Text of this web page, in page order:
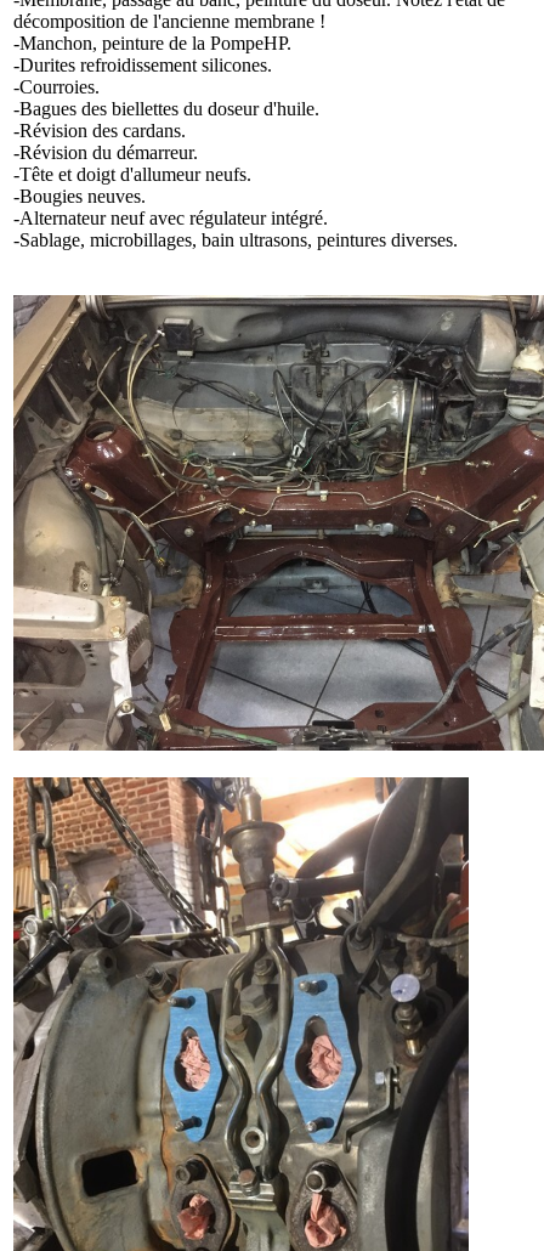
décomposition de l'ancienne membrane !
-Manchon, peinture de la PompeHP.
-Durites refroidissement silicones.
-Courroies.
-Bagues des biellettes du doseur d'huile.
-Révision des cardans.
-Révision du démarreur.
-Tête et doigt d'allumeur neufs.
-Bougies neuves.
-Alternateur neuf avec régulateur intégré.
-Sablage, microbillages, bain ultrasons, peintures diverses.